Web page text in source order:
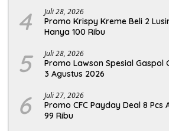
4 Juli 28, 2026
Promo Krispy Kreme Beli 2
Hanya 100 Ribu
5 Juli 28, 2026
Promo Lawson Spesial Gaspol
3 Agustus 2026
6 Juli 27, 2026
Promo CFC Payday Deal 8
99 Ribu